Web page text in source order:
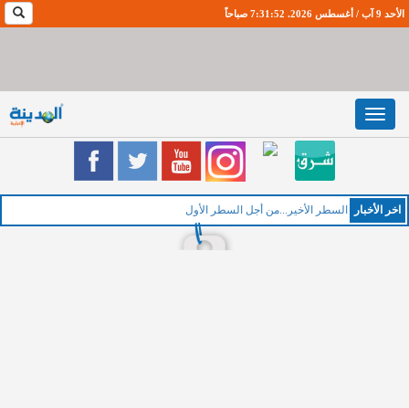
الأحد 9 آب / أغسطس 2026. 7:31:53 صباحاً
Toggle
navigation
اخر اﻷخبار